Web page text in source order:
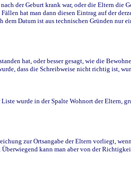
der Geburt krank war, oder die Eltern die
hat man dann diesen Eintrag auf der
Datum ist aus technischen Gründen nur
hat, oder besser gesagt, wie die
dass die Schreibweise nicht richtig ist,
wurde in der Spalte Wohnort der Eltern,
zur Ortsangabe der Eltern vorliegt,
kann man aber von der